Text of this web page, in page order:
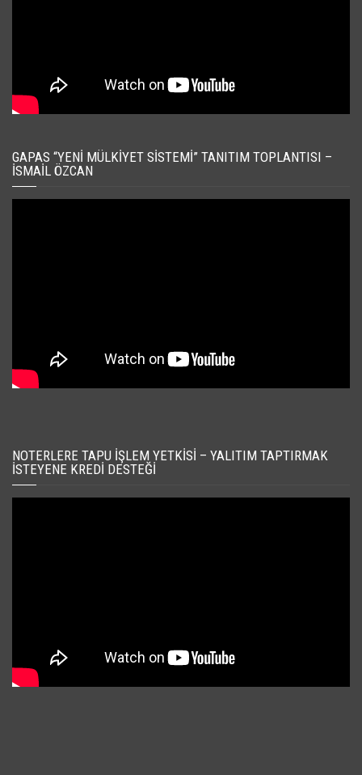
GAPAS “YENI MÜLKIYET SISTEMI” TANITIM TOPLANTISI –
İSMAIL ÖZCAN
NOTERLERE TAPU İŞLEM YETKISI – YALITIM TAPTIRMAK
İSTEYENE KREDI DESTEĞI